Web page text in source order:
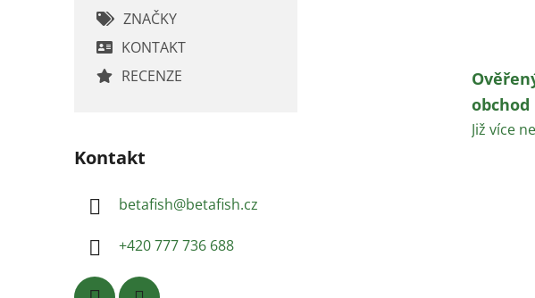
ZNAČKY
KONTAKT
RECENZE
Kontakt
betafish@betafish.cz
+420 777 736 688
obchod
Již více